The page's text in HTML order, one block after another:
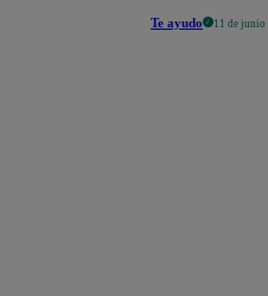
Te ayudo 11 de junio